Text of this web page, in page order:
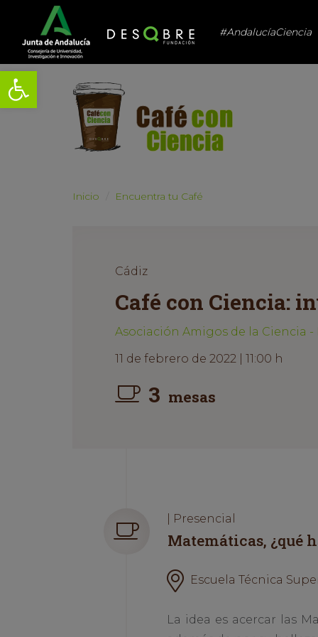
Abrir barra de herramientas
#AndalucíaCiencia
Inicio Encuentra tu Café
Cádiz
Café con Ciencia:
Asociación Amigos de la Ciencia -
11 de febrero de 2022 | 11:00 h
3 mesas
| Presencial
Matemáticas, ¿qué
Escuela Técnica
La idea es acercar las